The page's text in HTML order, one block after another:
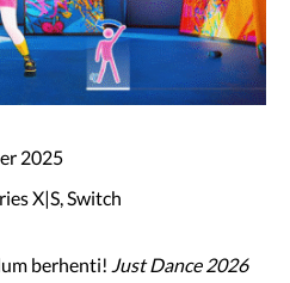
2025
X|S, Switch
berhenti! Just Dance 2026